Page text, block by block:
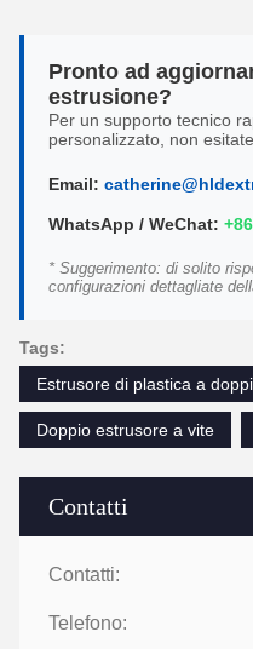
Contatti
Contatti:
Telefono:
Pronto ad
estrusione?
Per un supporto tecnico
personalizzato, non
Email:
WhatsApp / WeChat:
* Suggerimento: di solito
configurazioni dettagliate
Tags:
Estrusore di plastica a
Doppio estrusore a vite